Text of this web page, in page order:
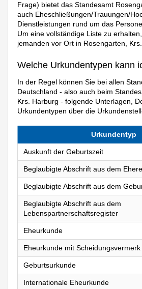
Frage) bietet das Standesamt
auch Eheschließungen/Trauungen/
Dienstleistungen rund um das
Um eine vollständige Liste zu
jemanden vor Ort in Rosengarten,
Welche Urkundentypen kann
In der Regel können Sie bei allen
Deutschland - also auch beim
Krs. Harburg - folgende Unterlagen,
Urkundentypen über die
Urkundentyp
Auskunft der Geburtszeit
Beglaubigte Abschrift aus dem
Beglaubigte Abschrift aus dem
Beglaubigte Abschrift aus dem
Lebenspartnerschaftsregister
Eheurkunde
Eheurkunde mit Scheidungsvermerk
Geburtsurkunde
Internationale Eheurkunde